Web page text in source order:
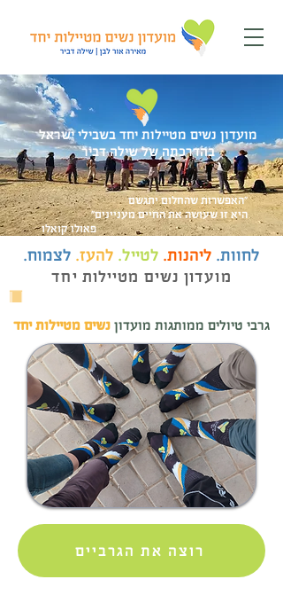
מועדון נשים מטיילות יחד בשבילי ישראל
בהדרכתה של שילה דביר
"האפשרות שהחלום יתגשם
היא זו שעושה את החיים מעניינים"
פאולו קואלו
לחוות. ליהנות. לטייל. להעז. לצמוח.
מועדון נשים מטיילות יחד
גרבי טיולים ממותגות מועדון נשים מטיילות יחד
רוצה את הגרביים